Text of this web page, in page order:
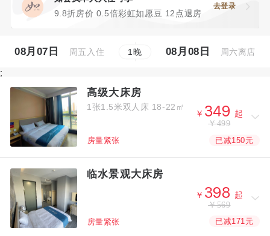
9.8折房价 0.5倍彩虹如愿豆 12点退房
去登录
08月07日 周五入住 1晚 08月08日 周六离店
;
高级大床房
1张1.5米双人床 18-22㎡
￥ 
起
￥499
房量紧张 已减150元
临水景观大床房
￥ 
起
￥569
房量紧张 已减171元